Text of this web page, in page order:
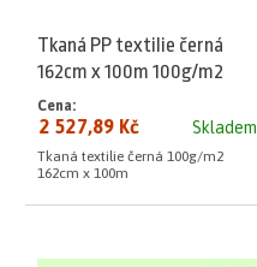
Tkaná PP textilie černá
162cm x 100m 100g/m2
Skladem
Cena:
2 527,89 Kč
Tkaná textilie černá 100g/m2
162cm x 100m